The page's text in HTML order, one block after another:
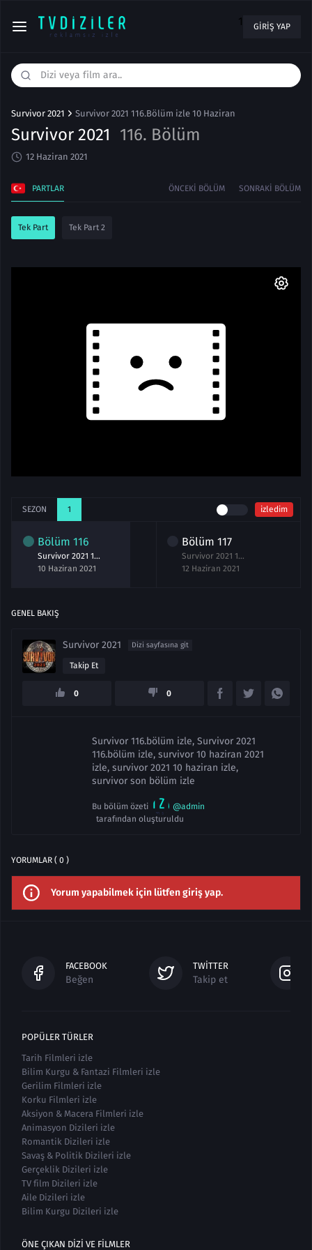
1 GIRIŞ YAP
Survivor 2021 Survivor 2021 116.Bölüm izle 10 Haziran
Survivor 2021 116. Bölüm
12 Haziran 2021
PARTLAR ÖNCEKI BÖLÜM SONRAKI BÖLÜM
Tek Part Tek Part 2
SEZON 1 izledim
Bölüm 116
Survivor 2021 116.Bölüm izle 10 Haziran
10 Haziran 2021
Bölüm 117
Survivor 2021 117.Bölüm izle 12 Haziran
12 Haziran 2021
GENEL BAKIŞ
Survivor 2021 Dizi sayfasına git
Takip Et
0 0
Survivor 116.bölüm izle, Survivor 2021
116.bölüm izle, survivor 10 haziran 2021
izle, survivor 2021 10 haziran izle,
survivor son bölüm izle
Bu bölüm özeti
@admin
tarafından oluşturuldu
YORUMLAR ( 0 )
Yorum yapabilmek için lütfen giriş yap.
FACEBOOK
Beğen
TWITTER
Takip et
POPÜLER TÜRLER
Tarih Filmleri izle
Bilim Kurgu & Fantazi Filmleri izle
Gerilim Filmleri izle
Korku Filmleri izle
Aksiyon & Macera Filmleri izle
Animasyon Dizileri izle
Romantik Dizileri izle
Savaş & Politik Dizileri izle
Gerçeklik Dizileri izle
TV film Dizileri izle
Aile Dizileri izle
Bilim Kurgu Dizileri izle
ÖNE ÇIKAN DIZI VE FILMLER